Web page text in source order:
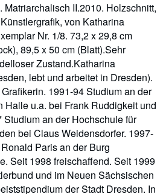
Matriarchalisch II.2010. Holzschnitt,
von Katharina
Nr. 1/8. 73,2 x 29,8 cm
89,5 x 50 cm (Blatt).Sehr
Zustand.Katharina
lebt und arbeitet in Dresden).
1991-94 Studium an der
Halle u.a. bei Frank Ruddigkeit und
an der Hochschule für
bei Claus Weidensdorfer. 1997-
Paris an der Burg
Seit 1998 freischaffend. Seit 1999
und im Neuen Sächsischen
der Stadt Dresden. In